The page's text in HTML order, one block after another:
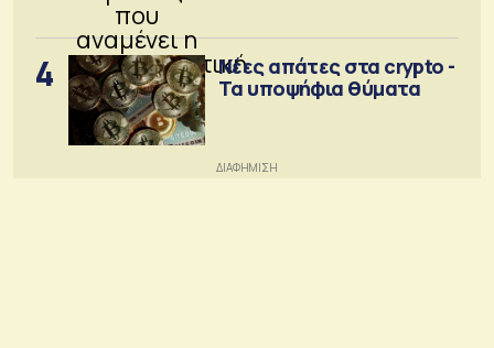
4
Νέες απάτες στα crypto -
Τα υποψήφια θύματα